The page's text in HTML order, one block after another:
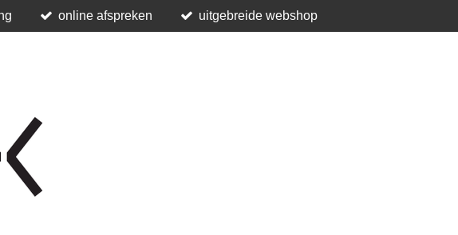
online afspreken uitgebreide webshop